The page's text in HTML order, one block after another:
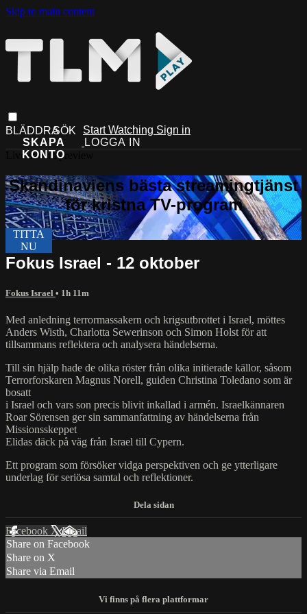
Skip to main content
Start Watching Sign in
Live stream preview
Fokus Israel - 12 oktober
Fokus Israel • 1h 11m
Med anledning terrormassakern och krigsutbrottet i Israel, möttes
Anders Wisth, Charlotta Sewerinson och Simon Holst för att
tillsammans reflektera och analysera händelserna.
Till sin hjälp hade de olika röster från olika initierade källor, såsom
Terrorforskaren Magnus Norell, guiden Christina Toledano som är
bosatt
i Israel och vars son precis blivit inkallad i armén. Israelkännaren
Roar Sörensen ger sin sammanfattning av händelserna från
Missionsskeppet
Elidas däck på väg från Israel till Cypern.
Ett program som försöker vidga perspektiven och ge ytterligare
underlag för seriösa samtal och reflektioner.
Facebook XEmail
Share on Facebook
Share on X
Share via Email